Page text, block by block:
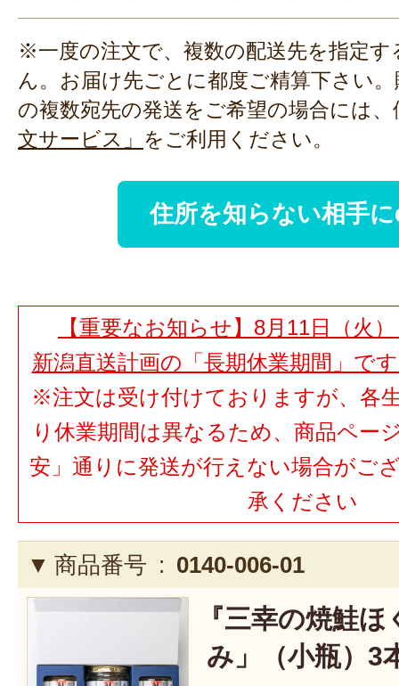
※一度の注文で、複数の配送先を指定
ん。お届け先ごとに都度ご精算下さい
の複数宛先の発送をご希望の場合には、
文サービス」 をご利用ください。
住所を知らない相手
【重要なお知らせ】8月11日（火
新潟直送計画の「長期休業期間」で
※注文は受け付けておりますが、各
り休業期間は異なるため、商品ペー
安」通りに発送が行えない場合がご
承ください
商品番号 : 0140-006-01
『三幸の焼鮭
み」（小瓶）3